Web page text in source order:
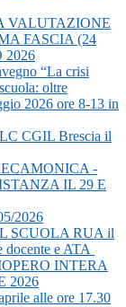
VALUTAZIONE
FASCIA (24
2026
“La crisi
oltre
2026 ore 8-13 in
CGIL Brescia il
-
IL 29 E
2026
SCUOLA RUA il
docente e ATA
INTERA
2026
alle ore 17.30